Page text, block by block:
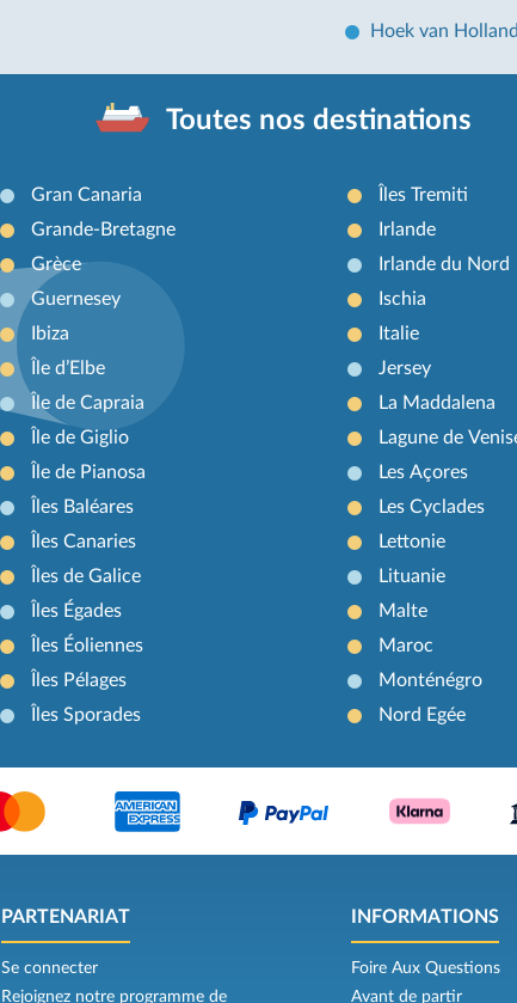
Hoek van Holland
Toutes nos destinations
Gran Canaria
Grande-Bretagne
Grèce
Guernesey
Ibiza
Île d’Elbe
Île de Capraia
Île de Giglio
Île de Pianosa
Îles Baléares
Îles Canaries
Îles de Galice
Îles Égades
Îles Éoliennes
Îles Pélages
Îles Sporades
Îles Tremiti
Irlande
Irlande du Nord
Ischia
Italie
Jersey
La Maddalena
Lagune de
Les Açores
Les Cyclades
Lettonie
Lituanie
Malte
Maroc
Monténégro
Nord Egée
PARTENARIAT
Se connecter
Rejoignez notre programme de
INFORMATIONS
Foire Aux Questions
Avant de partir